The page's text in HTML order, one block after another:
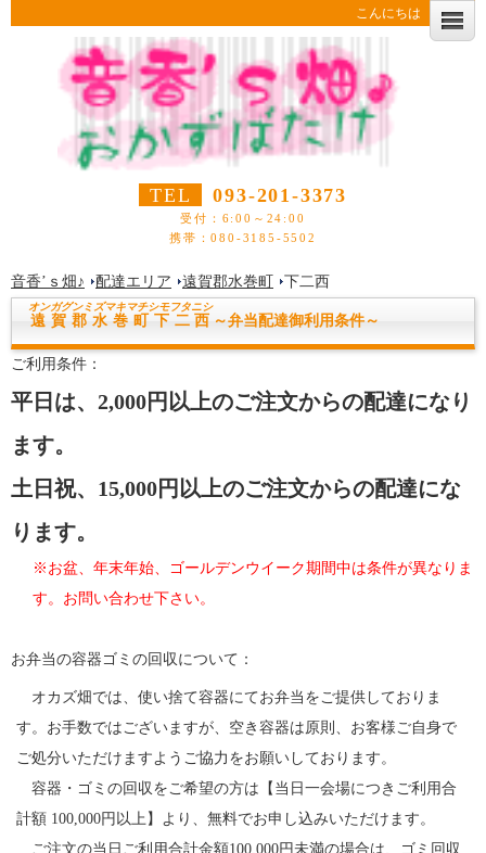
こんにちは
TEL 093-201-3373
受付：6:00～24:00
携帯：080-3185-5502
音香’ｓ畑♪ 配達エリア 遠賀郡水巻町 下二西
遠賀郡水巻町下二西
オンガグンミズマキマチシモフタニシ
～弁当配達御利用条件～
ご利用条件：
平日は、2,000円以上のご注文からの配達になり
ます。
土日祝、15,000円以上のご注文からの配達にな
ります。
※お盆、年末年始、ゴールデンウイーク期間中は条件が異なりま
す。お問い合わせ下さい。
お弁当の容器ゴミの回収について：
オカズ畑では、使い捨て容器にてお弁当をご提供しておりま
す。お手数ではございますが、空き容器は原則、お客様ご自身で
ご処分いただけますようご協力をお願いしております。
容器・ゴミの回収をご希望の方は【当日一会場につきご利用合
計額 100,000円以上】より、無料でお申し込みいただけます。
ご注文の当日ご利用合計金額100,000円未満の場合は、ゴミ回収